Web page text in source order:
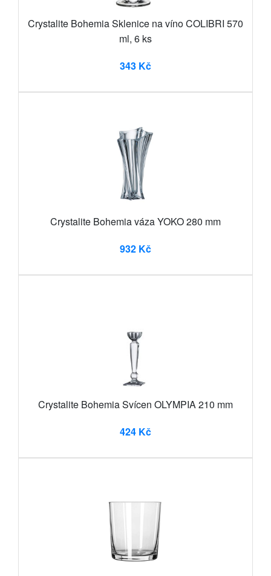
Crystalite Bohemia Sklenice na víno COLIBRI 570
ml, 6 ks
343 Kč
Crystalite Bohemia váza YOKO 280 mm
932 Kč
Crystalite Bohemia Svícen OLYMPIA 210 mm
424 Kč